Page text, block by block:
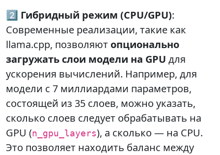
2️⃣ Гибридный режим (CPU/GPU):
Современные реализации, такие как
llama.cpp, позволяют опционально
загружать слои модели на GPU для
ускорения вычислений. Например, для
модели с 7 миллиардами параметров,
состоящей из 35 слоев, можно указать,
сколько слоев следует обрабатывать на
GPU (n_gpu_layers), а сколько — на CPU.
Это позволяет находить баланс между